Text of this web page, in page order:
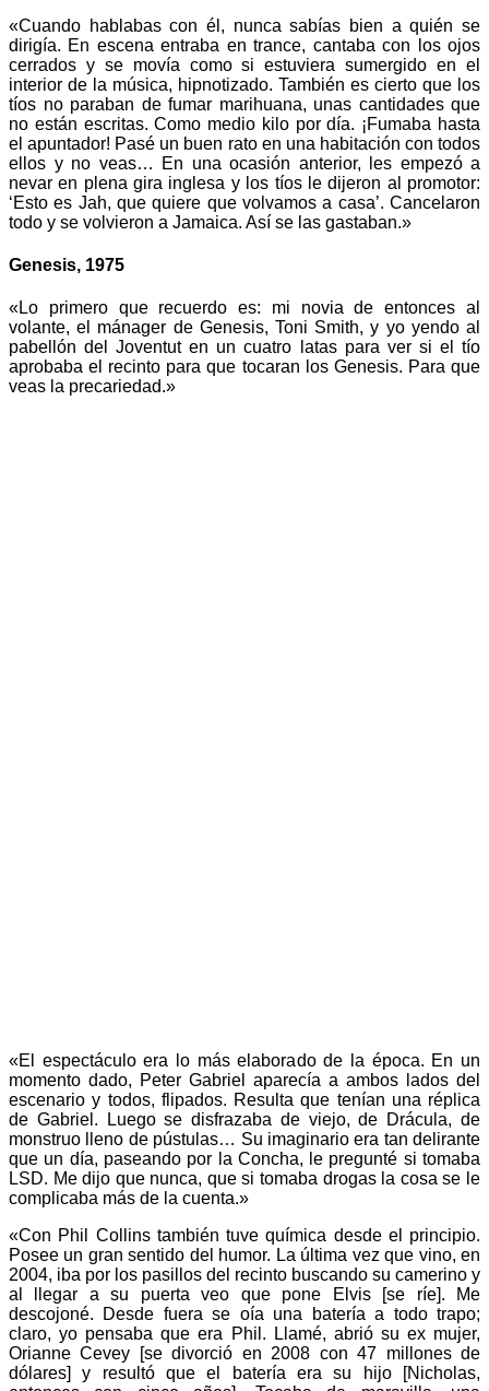
«Cuando hablabas con él, nunca sabías bien a quién se
dirigía. En escena entraba en trance, cantaba con los ojos
cerrados y se movía como si estuviera sumergido en el
interior de la música, hipnotizado. También es cierto que los
tíos no paraban de fumar marihuana, unas cantidades que
no están escritas. Como medio kilo por día. ¡Fumaba hasta
el apuntador! Pasé un buen rato en una habitación con todos
ellos y no veas… En una ocasión anterior, les empezó a
nevar en plena gira inglesa y los tíos le dijeron al promotor:
‘Esto es Jah, que quiere que volvamos a casa’. Cancelaron
todo y se volvieron a Jamaica. Así se las gastaban.»
Genesis, 1975
«Lo primero que recuerdo es: mi novia de entonces al
volante, el mánager de Genesis, Toni Smith, y yo yendo al
pabellón del Joventut en un cuatro latas para ver si el tío
aprobaba el recinto para que tocaran los Genesis. Para que
veas la precariedad.»
«El espectáculo era lo más elaborado de la época. En un
momento dado, Peter Gabriel aparecía a ambos lados del
escenario y todos, flipados. Resulta que tenían una réplica
de Gabriel. Luego se disfrazaba de viejo, de Drácula, de
monstruo lleno de pústulas… Su imaginario era tan delirante
que un día, paseando por la Concha, le pregunté si tomaba
LSD. Me dijo que nunca, que si tomaba drogas la cosa se le
complicaba más de la cuenta.»
«Con Phil Collins también tuve química desde el principio.
Posee un gran sentido del humor. La última vez que vino, en
2004, iba por los pasillos del recinto buscando su camerino y
al llegar a su puerta veo que pone Elvis [se ríe]. Me
descojoné. Desde fuera se oía una batería a todo trapo;
claro, yo pensaba que era Phil. Llamé, abrió su ex mujer,
Orianne Cevey [se divorció en 2008 con 47 millones de
dólares] y resultó que el batería era su hijo [Nicholas,